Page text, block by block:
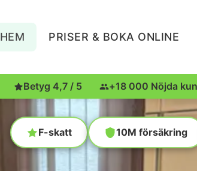
HEM PRISER & BOKA ONLINE
Betyg 4,7 / 5 +18 000 Nöjda
F-skatt 10M försäkring